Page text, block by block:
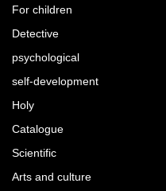
For children
Detective
psychological
self-development
Holy
Catalogue
Scientific
Arts and culture